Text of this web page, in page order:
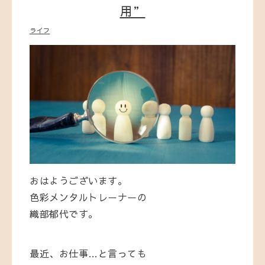
用”
ライフ
おはようございます。
色彩メンタルトレーナーの
織部郁代です。
最近、お仕事…と言っても